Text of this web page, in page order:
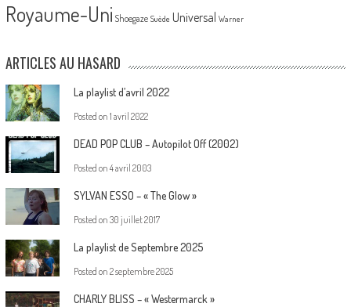
Royaume-Uni Shoegaze Suède Universal Warner
ARTICLES AU HASARD
La playlist d’avril 2022
Posted on 1 avril 2022
DEAD POP CLUB – Autopilot Off (2002)
Posted on 4 avril 2003
SYLVAN ESSO – « The Glow »
Posted on 30 juillet 2017
La playlist de Septembre 2025
Posted on 2 septembre 2025
CHARLY BLISS – « Westermarck »